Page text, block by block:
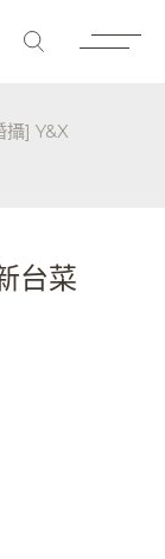
攝] Y&X
台菜